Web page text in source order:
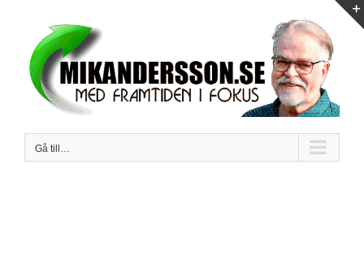
innehållet
Gå till…